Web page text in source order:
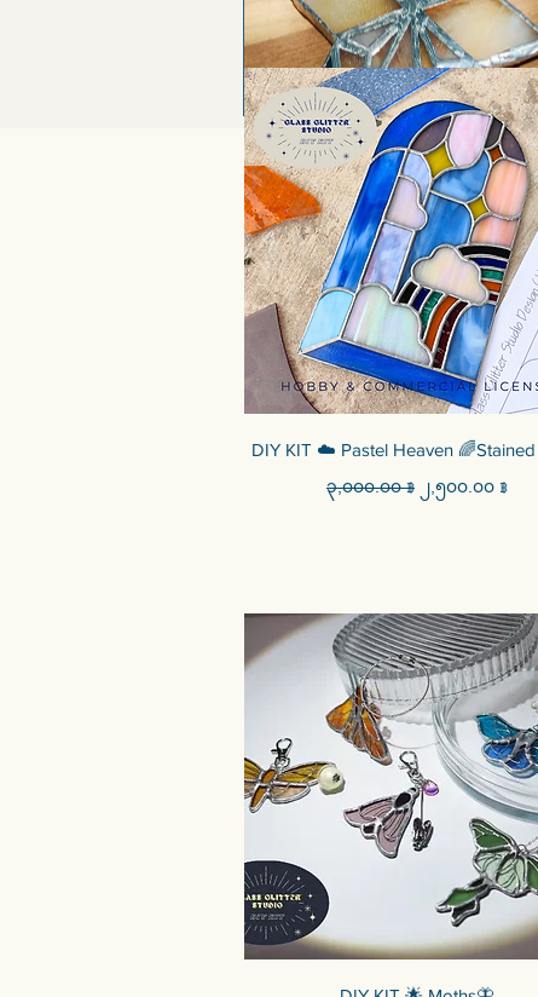
Quick View
DIY KIT ☁️ Pastel Heaven
Regular Price
၃,၀၀၀.၀၀ ฿ Sale Price
၂,၅၀၀.၀၀ ฿
Quick View